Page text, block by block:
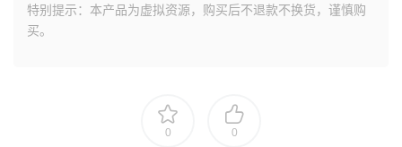
特别提示：本产品为虚拟资源，购买后不退款不换货，谨慎购
买。
0 0